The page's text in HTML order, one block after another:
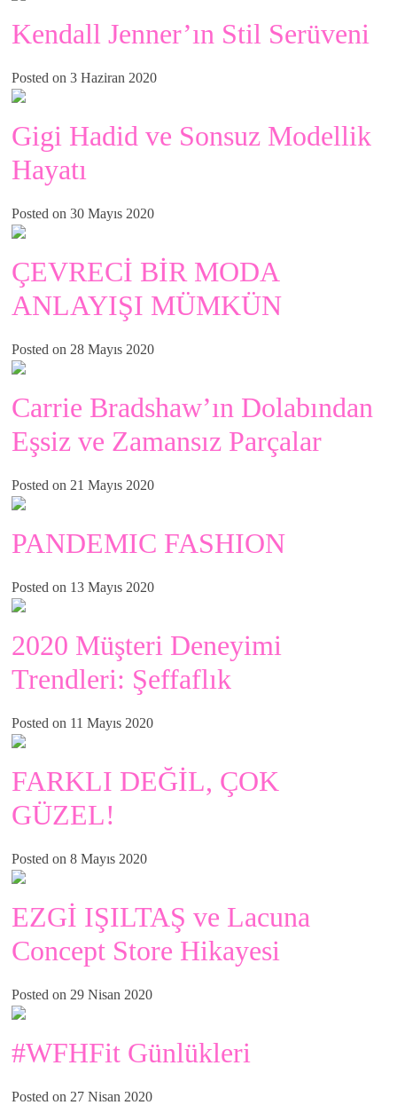
Kendall Jenner’ın Stil Serüveni
Posted on 3 Haziran 2020
Gigi Hadid ve Sonsuz Modellik
Hayatı
Posted on 30 Mayıs 2020
ÇEVRECİ BİR MODA
ANLAYIŞI MÜMKÜN
Posted on 28 Mayıs 2020
Carrie Bradshaw’ın Dolabından
Eşsiz ve Zamansız Parçalar
Posted on 21 Mayıs 2020
PANDEMIC FASHION
Posted on 13 Mayıs 2020
2020 Müşteri Deneyimi
Trendleri: Şeffaflık
Posted on 11 Mayıs 2020
FARKLI DEĞİL, ÇOK
GÜZEL!
Posted on 8 Mayıs 2020
EZGİ IŞILTAŞ ve Lacuna
Concept Store Hikayesi
Posted on 29 Nisan 2020
#WFHFit Günlükleri
Posted on 27 Nisan 2020